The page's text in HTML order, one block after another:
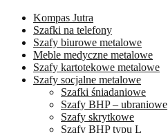
Kompas Jutra
Szafki na telefony
Szafy biurowe metalowe
Meble medyczne metalowe
Szafy kartotekowe metalowe
Szafy socjalne metalowe
Szafki śniadaniowe
Szafy BHP – ubraniowe
Szafy skrytkowe
Szafy BHP typu L